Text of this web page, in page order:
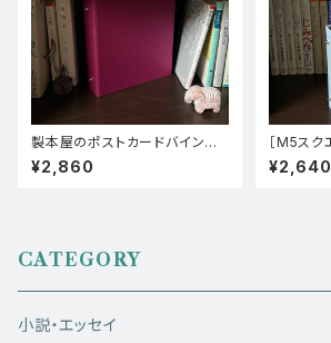
製本屋のポストカードバインダ
ー【タント（D-50）×ビオトープ
（ミッドナイトブルー）】
¥2,860
［M5スク
ム手帳バ
な（うす
¥2,640
CATEGORY
小説・エッセイ